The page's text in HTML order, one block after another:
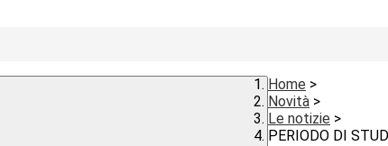
Home >
Novità >
Le notizie >
PERIODO DI